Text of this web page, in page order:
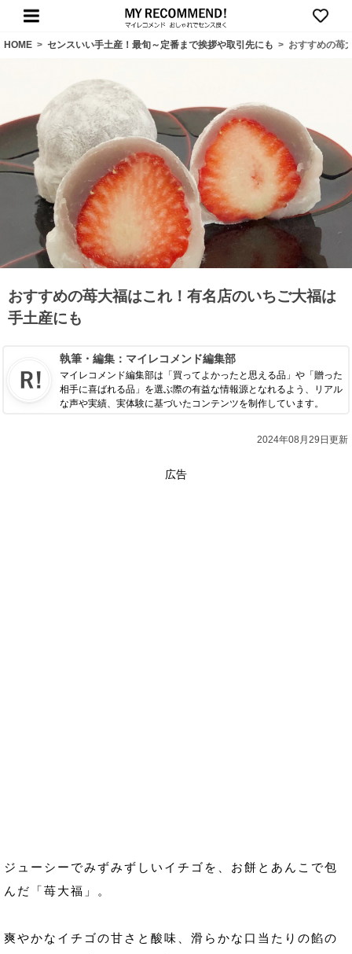
HOME > センスいい手土産！最旬～定番まで挨拶や取引先にも > おすすめの苺
おすすめの苺大福はこれ！有名店のいちご大福は
手土産にも
執筆・編集： マイレコメンド編集部
マイレコメンド編集部は「買ってよかったと思える品」や「贈った
相手に喜ばれる品」を選ぶ際の有益な情報源となれるよう、リアル
な声や実績、実体験に基づいたコンテンツを制作しています。
2024年08月29日更新
広告
ジューシーでみずみずしいイチゴを、お餅とあんこで包
んだ「苺大福」。
爽やかなイチゴの甘さと酸味、滑らかな口当たりの餡の